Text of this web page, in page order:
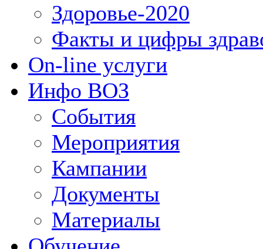
Здоровье-2020
Факты и цифры
On-line услуги
Инфо ВОЗ
События
Мероприятия
Кампании
Документы
Материалы